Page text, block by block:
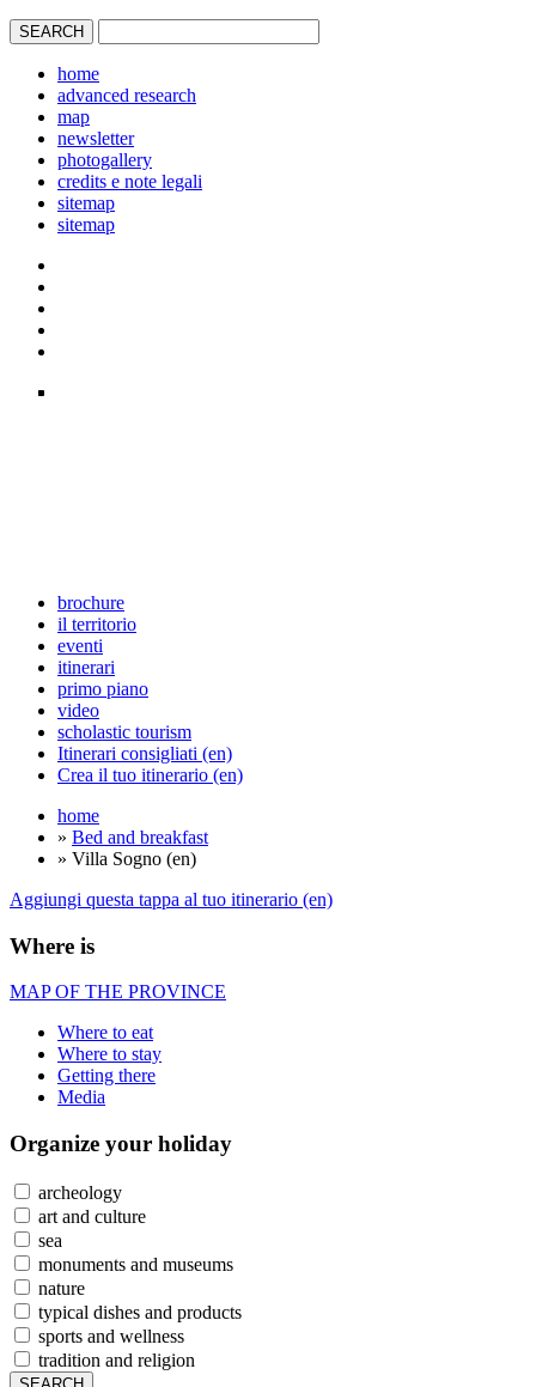
home
advanced research
map
newsletter
photogallery
credits e note legali
sitemap
sitemap
brochure
il territorio
eventi
itinerari
primo piano
video
scholastic tourism
Itinerari consigliati (en)
Crea il tuo itinerario (en)
home
» Bed and breakfast
» Villa Sogno (en)
Aggiungi questa tappa al tuo itinerario (en)
Where is
MAP OF THE PROVINCE
Where to eat
Where to stay
Getting there
Media
Organize your holiday
archeology
art and culture
sea
monuments and museums
nature
typical dishes and products
sports and wellness
tradition and religion